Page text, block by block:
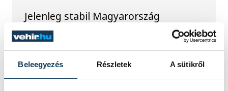
Beleegyezés Részletek A sütikről
Jelenleg stabil Magyarország
energiaellátása, a paksi erőmű
munkatársai azon dolgoznak, hogy az
utolsó még termelő turbina
hibamentesen működjön - közölte a
miniszterelnök a paksi erőműnél tett
keddi látogatása során.